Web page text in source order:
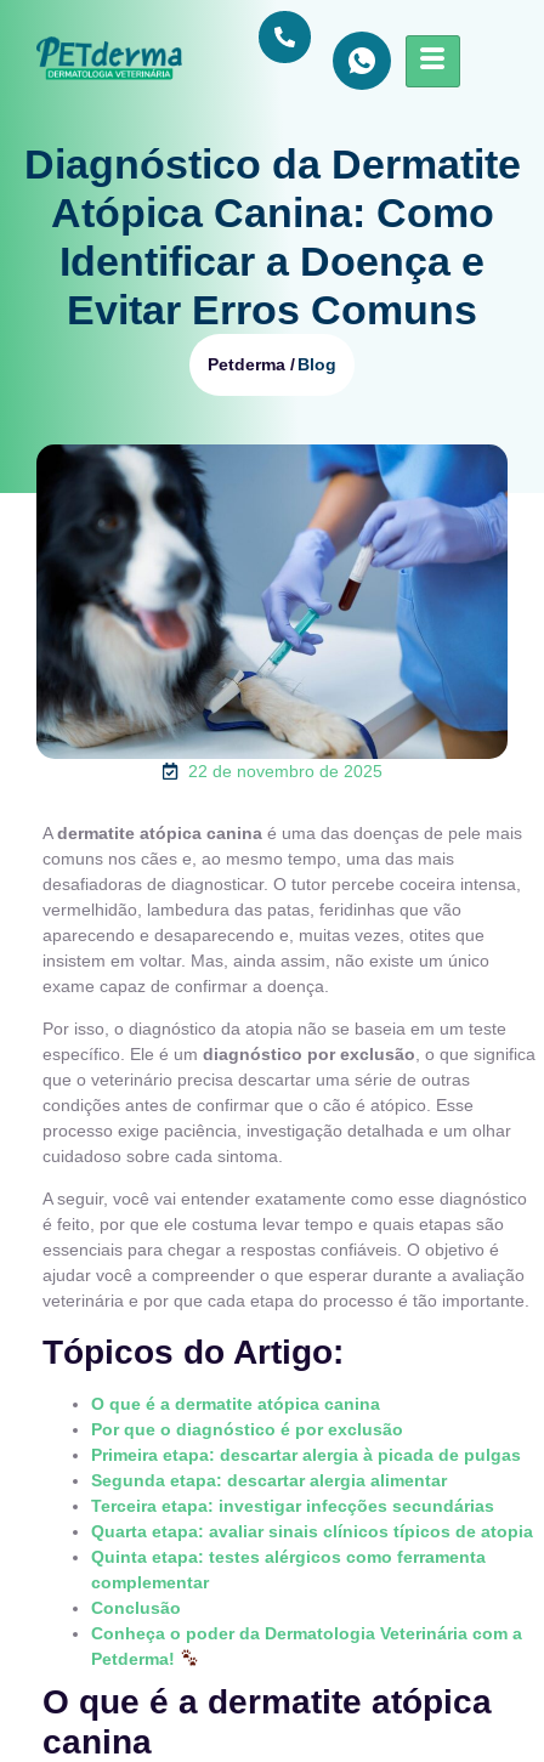
Diagnóstico da Dermatite
Atópica Canina: Como
Identificar a Doença e
Evitar Erros Comuns
Petderma /Blog
22 de novembro de 2025
Adermatite atópica canina é uma das doenças de pele mais
comuns nos cães e, ao mesmo tempo, uma das mais
desafiadoras de diagnosticar. O tutor percebe coceira intensa,
vermelhidão, lambedura das patas, feridinhas que vão
aparecendo e desaparecendo e, muitas vezes, otites que
insistem em voltar. Mas, ainda assim, não existe um único
exame capaz de confirmar a doença.
Por isso, o diagnóstico da atopia não se baseia em um teste
específico. Ele é um diagnóstico por exclusão , o que significa
que o veterinário precisa descartar uma série de outras
condições antes de confirmar que o cão é atópico. Esse
processo exige paciência, investigação detalhada e um olhar
cuidadoso sobre cada sintoma.
A seguir, você vai entender exatamente como esse diagnóstico
é feito, por que ele costuma levar tempo e quais etapas são
essenciais para chegar a respostas confiáveis. O objetivo é
ajudar você a compreender o que esperar durante a avaliação
veterinária e por que cada etapa do processo é tão importante.
Tópicos do Artigo:
O que é a dermatite atópica canina
Por que o diagnóstico é por exclusão
Primeira etapa: descartar alergia à picada de pulgas
Segunda etapa: descartar alergia alimentar
Terceira etapa: investigar infecções secundárias
Quarta etapa: avaliar sinais clínicos típicos de atopia
Quinta etapa: testes alérgicos como ferramenta
complementar
Conclusão
Conheça o poder da Dermatologia Veterinária com a
Petderma!
O que é a dermatite atópica
canina